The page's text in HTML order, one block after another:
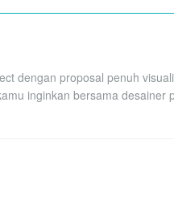
dengan proposal penuh
inginkan bersama desainer